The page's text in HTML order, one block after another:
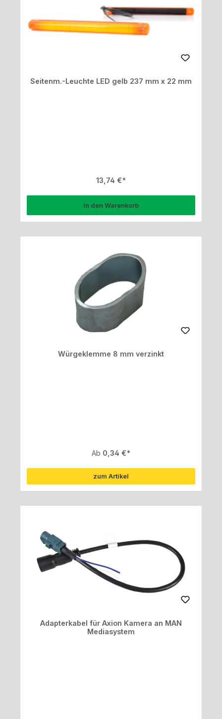
Seitenm.-Leuchte LED gelb 237 mm x 22 mm
Regulärer Preis:
13,74 €
In den Warenkorb
Würgeklemme 8 mm verzinkt
Regulärer Preis:
Ab 0,34 €
zum Artikel
Adapterkabel für Axion Kamera an MAN
Mediasystem